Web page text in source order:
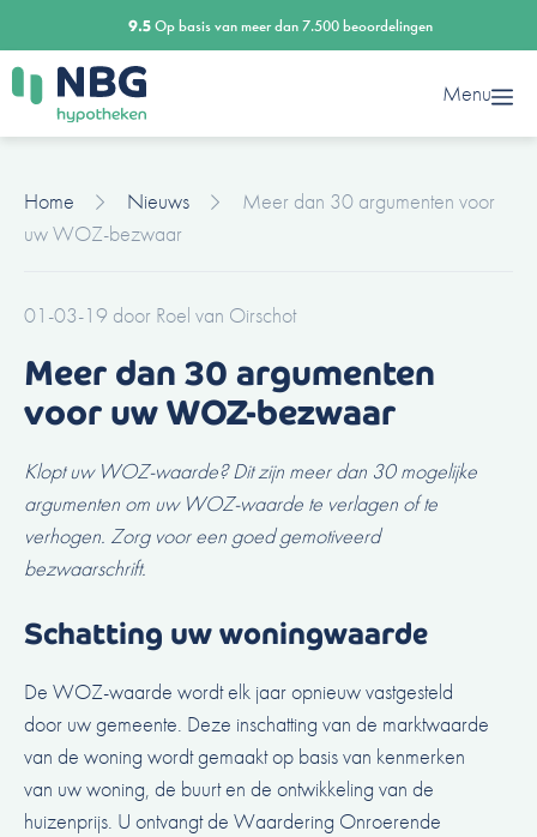
naar
de
inhoud
9.5Op basis van meer dan 7.500 beoordelingen
Menu
Home Nieuws
Meer dan 30 argumenten voor
uw WOZ-bezwaar
01-03-19 door Roel van Oirschot
Meer dan 30 argumenten
voor uw WOZ-bezwaar
Klopt uw WOZ-waarde? Dit zijn meer dan 30 mogelijke
argumenten om uw WOZ-waarde te verlagen of te
verhogen. Zorg voor een goed gemotiveerd
bezwaarschrift.
Schatting uw woningwaarde
De WOZ-waarde wordt elk jaar opnieuw vastgesteld
door uw gemeente. Deze inschatting van de marktwaarde
van de woning wordt gemaakt op basis van kenmerken
van uw woning, de buurt en de ontwikkeling van de
huizenprijs. U ontvangt de Waardering Onroerende